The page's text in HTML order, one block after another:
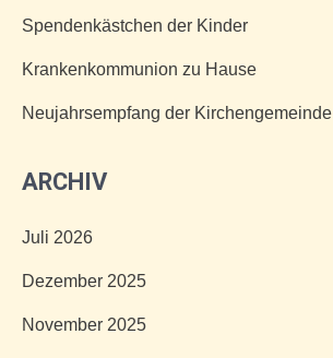
Spendenkästchen der Kinder
Krankenkommunion zu Hause
Neujahrsempfang der Kirchengemeinde
ARCHIV
Juli 2026
Dezember 2025
November 2025